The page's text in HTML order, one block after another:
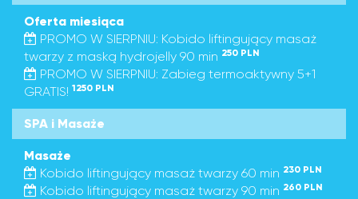
Oferta miesiąca
PROMO W SIERPNIU: Kobido liftingujący masaż
twarzy z maską hydrojelly 90 min 250 PLN
PROMO W SIERPNIU: Zabieg termoaktywny 5+1
GRATIS! 1250 PLN
SPA i Masaże
Masaże
Kobido liftingujący masaż twarzy 60 min 230 PLN
Kobido liftingujący masaż twarzy 90 min 260 PLN